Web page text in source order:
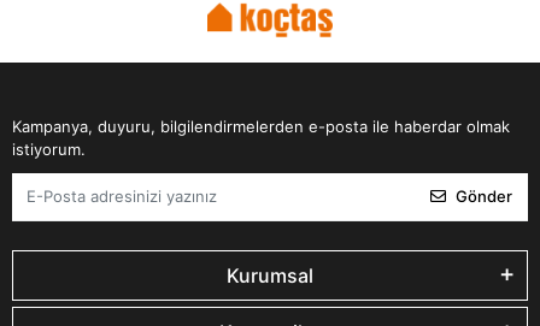
Kampanya, duyuru, bilgilendirmelerden e-posta ile haberdar olmak
istiyorum.
Gönder
Kurumsal